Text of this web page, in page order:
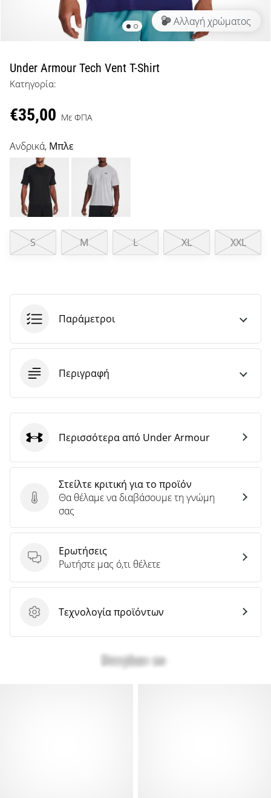
μπάσκετ
όπως
εμείς;
μαζί
ως
πρεσβευτής
της
μάρκας
μας.
Εμφάνιση
Αλλαγή χρώματος
Under Armour Tech Vent T-Shirt
Κατηγορία:
€35,00 Με ΦΠΑ
Ανδρικά, Μπλε
S M L XL XXL
Παράμετροι
Περιγραφή
Στείλτε κριτική για το προϊόν
Στείλτε κριτική για το προϊόν
Θα θέλαμε να διαβάσουμε τη γνώμη
σας
Ερωτήσεις
Ερωτήσεις
Ρωτήστε μας ό,τι θέλετε
Τεχνολογία προϊόντων
Τεχνολογία προϊόντων
Under Armour
Περισσότερα από Under Armour